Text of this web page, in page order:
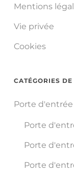
Mentions
Vie privée
Cookies
CATÉGORIES
Porte d'entrée
Porte
Porte
Porte